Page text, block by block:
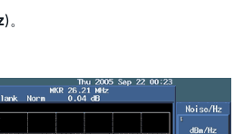
)。